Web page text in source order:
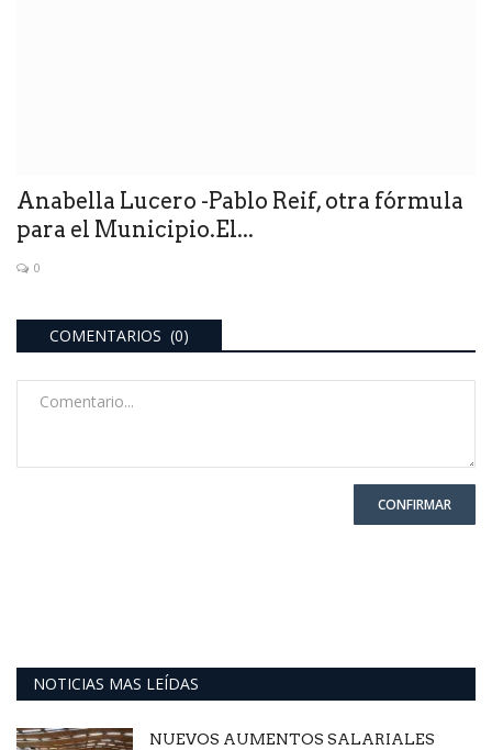
Anabella Lucero -Pablo Reif, otra fórmula
para el Municipio.El...
0
COMENTARIOS (0)
CONFIRMAR
NOTICIAS MAS LEÍDAS
NUEVOS AUMENTOS SALARIALES